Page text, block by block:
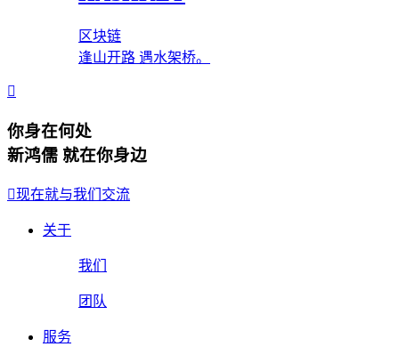
区块链
逢山开路 遇水架桥。
你身在何处
新鸿儒 就在你身边
现在就与我们交流
关于
我们
团队
服务